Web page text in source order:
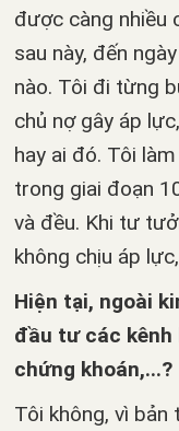
được càng nhiều
sau này, đến
nào. Tôi đi từng
chủ nợ gây áp
hay ai đó. Tôi
trong giai đoạn
và đều. Khi tư
không chịu áp
Hiện tại, ngoài
đầu tư các kênh
chứng khoán,...?
Tôi không, vì